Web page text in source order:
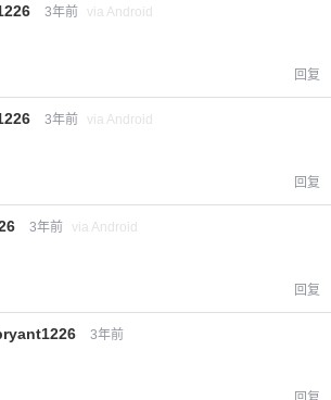
3年前 via Android
回复
3年前 via Android
回复
3年前 via Android
回复
3年前